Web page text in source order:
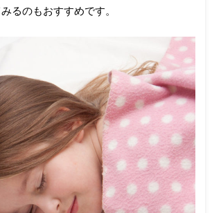
るのもおすすめです。